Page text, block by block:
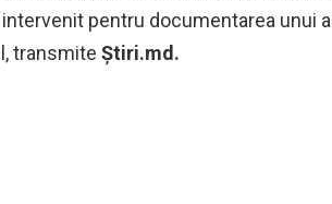
intervenit pentru documentarea unui
transmite Știri.md.